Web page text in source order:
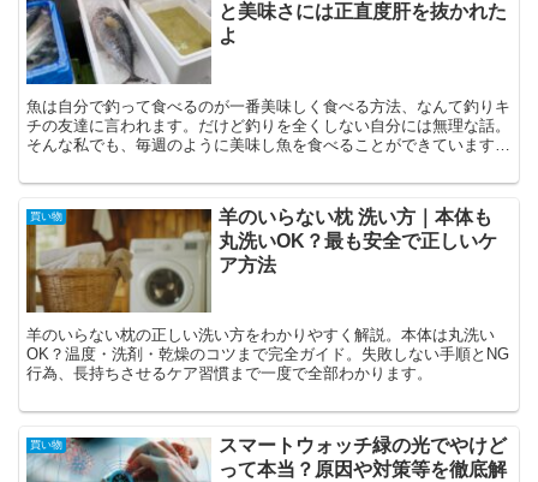
と美味さには正直度肝を抜かれた
よ
魚は自分で釣って食べるのが一番美味しく食べる方法、なんて釣りキ
チの友達に言われます。だけど釣りを全くしない自分には無理な話。
そんな私でも、毎週のように美味し魚を食べることができています。
買い物
羊のいらない枕 洗い方｜本体も
丸洗いOK？最も安全で正しいケ
ア方法
羊のいらない枕の正しい洗い方をわかりやすく解説。本体は丸洗い
OK？温度・洗剤・乾燥のコツまで完全ガイド。失敗しない手順とNG
行為、長持ちさせるケア習慣まで一度で全部わかります。
買い物
スマートウォッチ緑の光でやけど
って本当？原因や対策等を徹底解